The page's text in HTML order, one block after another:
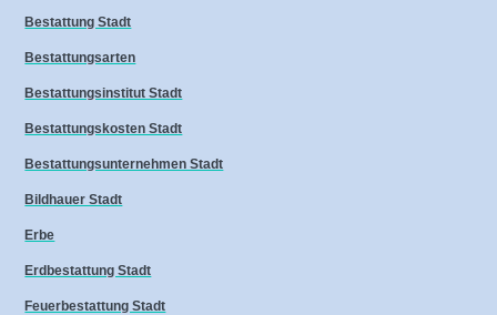
Bestattung Stadt
Bestattungsarten
Bestattungsinstitut Stadt
Bestattungskosten Stadt
Bestattungsunternehmen Stadt
Bildhauer Stadt
Erbe
Erdbestattung Stadt
Feuerbestattung Stadt